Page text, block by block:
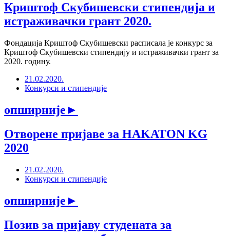
Криштоф Скубишевски стипендија и
истраживачки грант 2020.
Фондација Криштоф Скубишевски расписала је конкурс за
Криштоф Скубишевски стипендију и истраживачки грант за
2020. годину.
21.02.2020.
Конкурси и стипендије
опширније►
Отворене пријаве за HAKATON KG
2020
21.02.2020.
Конкурси и стипендије
опширније►
Позив за пријаву студената за